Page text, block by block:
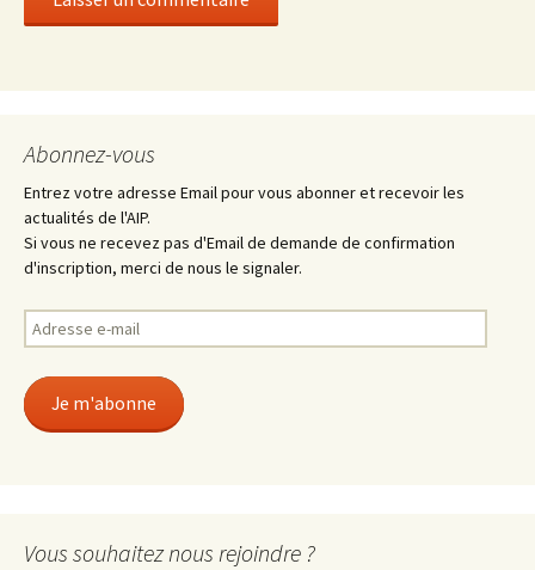
Abonnez-vous
Entrez votre adresse Email pour vous abonner et recevoir les
actualités de l'AIP.
Si vous ne recevez pas d'Email de demande de confirmation
d'inscription, merci de nous le signaler.
Adresse
e-
Je m'abonne
Vous souhaitez nous rejoindre ?